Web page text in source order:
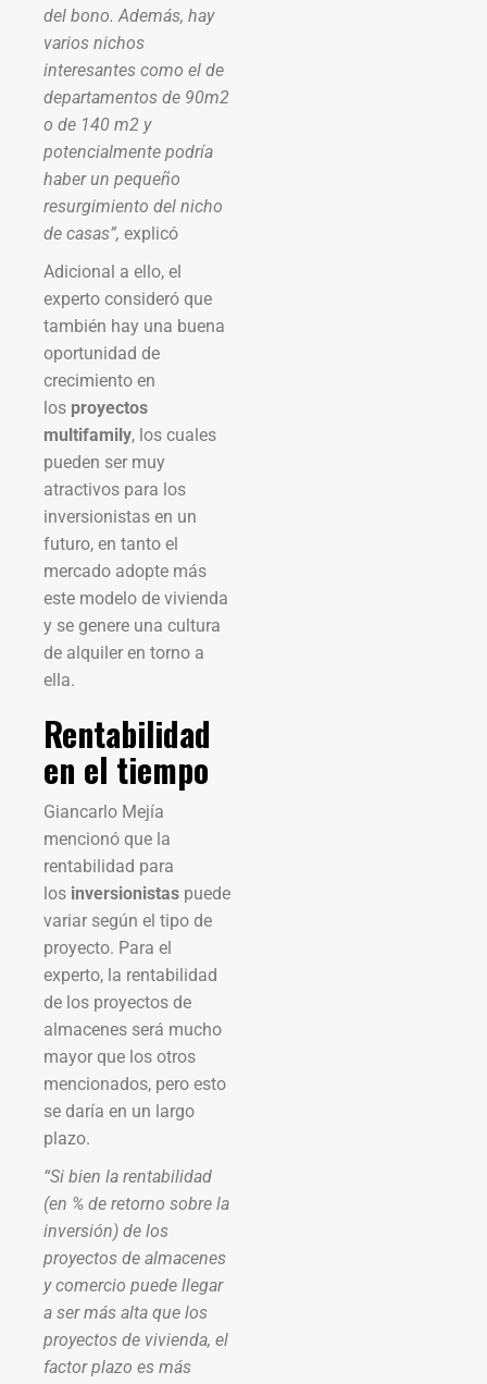
del bono. Además, hay
varios nichos
interesantes como el de
departamentos de 90m2
o de 140 m2 y
potencialmente podría
haber un pequeño
resurgimiento del nicho
de casas”, explicó
Adicional a ello, el
experto consideró que
también hay una buena
oportunidad de
crecimiento en
los proyectos
multifamily, los cuales
pueden ser muy
atractivos para los
inversionistas en un
futuro, en tanto el
mercado adopte más
este modelo de vivienda
y se genere una cultura
de alquiler en torno a
ella.
Rentabilidad
en el tiempo
Giancarlo Mejía
mencionó que la
rentabilidad para
los inversionistas puede
variar según el tipo de
proyecto. Para el
experto, la rentabilidad
de los proyectos de
almacenes será mucho
mayor que los otros
mencionados, pero esto
se daría en un largo
plazo.
“Si bien la rentabilidad
(en % de retorno sobre la
inversión) de los
proyectos de almacenes
y comercio puede llegar
a ser más alta que los
proyectos de vivienda, el
factor plazo es más